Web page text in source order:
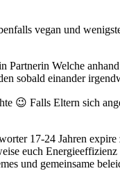
vegan und
Welche
sobald einander
😉 Falls Eltern sich
17-24 Jahren
euch
und gemeinsame